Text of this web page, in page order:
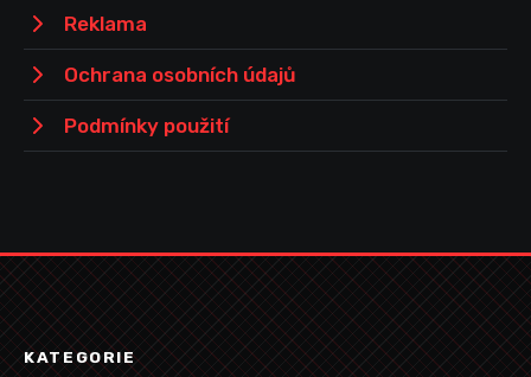
Reklama
Ochrana osobních údajů
Podmínky použití
KATEGORIE